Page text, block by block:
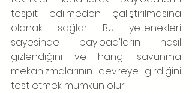
tespit edilmeden çalıştırılmasına
olanak sağlar. Bu yetenekleri
sayesinde payload'ların nasıl
gizlendiğini ve hangi savunma
mekanizmalarının devreye girdiğini
test etmek mümkün olur.